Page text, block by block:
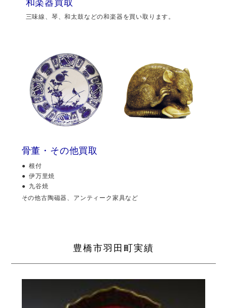
和楽器買取
三味線、琴、和太鼓などの和楽器を買い取ります。
骨董・その他買取
根付
伊万里焼
九谷焼
その他古陶磁器、アンティーク家具など
豊橋市羽田町実績